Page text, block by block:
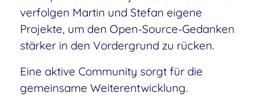
verfolgen Martin und Stefan eigene
Projekte, um den Open-Source-Gedanken
stärker in den Vordergrund zu rücken.
Eine aktive Community sorgt für die
gemeinsame Weiterentwicklung.